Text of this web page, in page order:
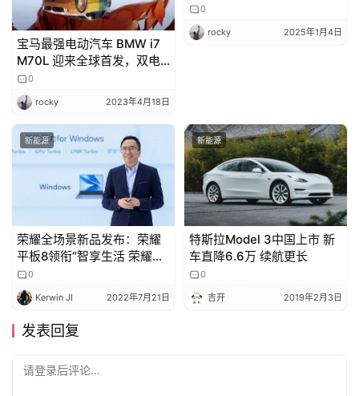
宝马最强电动汽车 BMW i7
M70L 迎来全球首发，双电
机版本 1100 牛・米、660
马力
0
rocky 2023年4月18日
0
rocky 2025年1月4日
新能源
荣耀全场景新品发布：荣耀
平板8领衔“智享生活 荣耀相
伴”
0
Kerwin JI 2022年7月21日
新能源
特斯拉Model 3中国上市 新
车直降6.6万 续航更长
0
吉开 2019年2月3日
发表回复
请登录后评论...